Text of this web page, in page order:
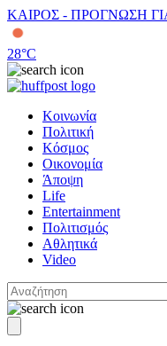
ΚΑΙΡΟΣ - ΠΡΟΓΝΩΣΗ
28°C
Κοινωνία
Πολιτική
Κόσμος
Οικονομία
Άποψη
Life
Entertainment
Πολιτισμός
Αθλητικά
Video